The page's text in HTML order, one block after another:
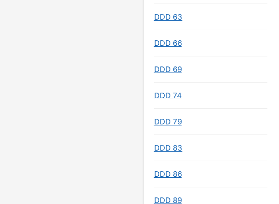
DDD 63
DDD 66
DDD 69
DDD 74
DDD 79
DDD 83
DDD 86
DDD 89